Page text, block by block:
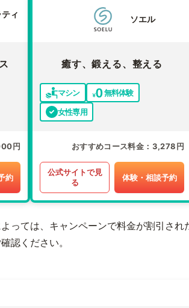
ィ
円
約
ソエル
癒す、鍛える、整える
マシン
無料体験
女性専用
おすすめコース料金 3,278円
公式サイトで見
る
体験・相談予約
っては、キャンペーンで料金が割引され
認ください。